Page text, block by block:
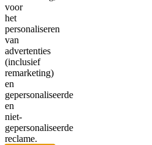
voor
het
personaliseren
van
advertenties
(inclusief
remarketing)
en
gepersonaliseerde
en
niet-
gepersonaliseerde
reclame.